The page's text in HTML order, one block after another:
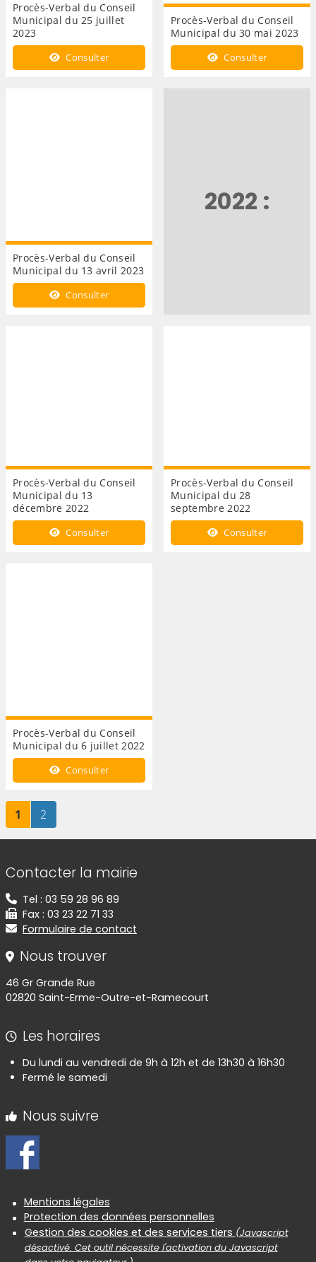
Procès-Verbal du Conseil
Municipal du 25 juillet
2023
Consulter
Procès-Verbal du Conseil
Municipal du 30 mai 2023
Consulter
Procès-Verbal du Conseil
Municipal du 13 avril 2023
Consulter
2022 :
Procès-Verbal du Conseil
Municipal du 13
décembre 2022
Consulter
Procès-Verbal du Conseil
Municipal du 28
septembre 2022
Consulter
Procès-Verbal du Conseil
Municipal du 6 juillet 2022
Consulter
Page
1 sur 2Page
2
Informations de contact
Contacter la mairie
Tel : 03 59 28 96 89
Fax : 03 23 22 71 33
Formulaire de contact
Nous trouver
46 Gr Grande Rue
02820 Saint-Erme-Outre-et-Ramecourt
Les horaires
Du lundi au vendredi de 9h à 12h et de 13h30 à 16h30
Fermé le samedi
Nous suivre
Informations réglementaires
Mentions légales
Protection des données personnelles
Gestion des cookies et des services tiers (Javascript
désactivé. Cet outil nécessite l'activation du Javascript